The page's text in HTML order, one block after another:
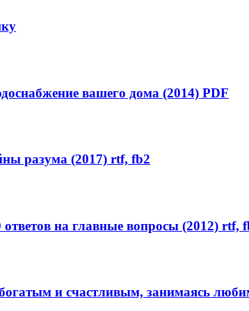
вашего дома (2014) PDF
разума (2017) rtf, fb2
на главные вопросы (2012) rtf,
и счастливым, занимаясь